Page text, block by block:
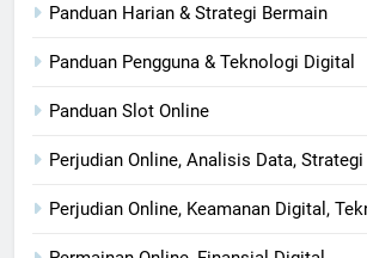
Panduan Harian & Strategi Bermain
Panduan Pengguna & Teknologi Digital
Panduan Slot Online
Perjudian Online, Analisis Data, Strategi
Perjudian Online, Keamanan Digital,